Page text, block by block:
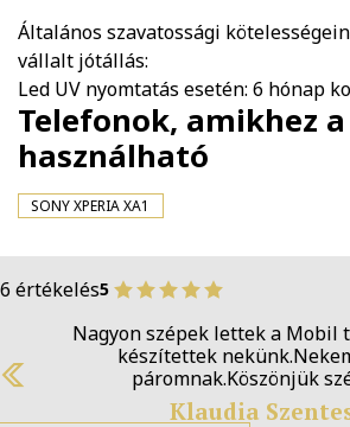
Általános szavatossági
vállalt jótállás:
Led UV nyomtatás esetén: 6 hónap
Telefonok, amikhez
használható
SONY XPERIA XA1
6 értékelés5
Nagyon szépek lettek a Mobil
készítettek
páromnak.Köszönjük
Klaudia
Previous